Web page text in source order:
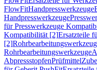
FlowFitHandpresswerkzeuge
Handpresswerkzeuge
für Presswerkzeuge
Kompatibilität [2]Ersatzteile
[2]
Rohrbearbeitungswerkzeuge
AbpressstopfenPrüfmittel